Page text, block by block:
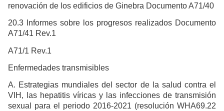
renovación de los edificios de Ginebra Documento A71/40
20.3 Informes sobre los progresos realizados Documento
A71/41 Rev.1
A71/1 Rev.1
Enfermedades transmisibles
A. Estrategias mundiales del sector de la salud contra el
VIH, las hepatitis víricas y las infecciones de transmisión
sexual para el periodo 2016-2021 (resolución WHA69.22